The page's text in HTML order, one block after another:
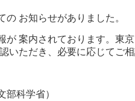
の お知らせがありました。
案内されております。東
ただき、必要に応じてご相
部科学省）